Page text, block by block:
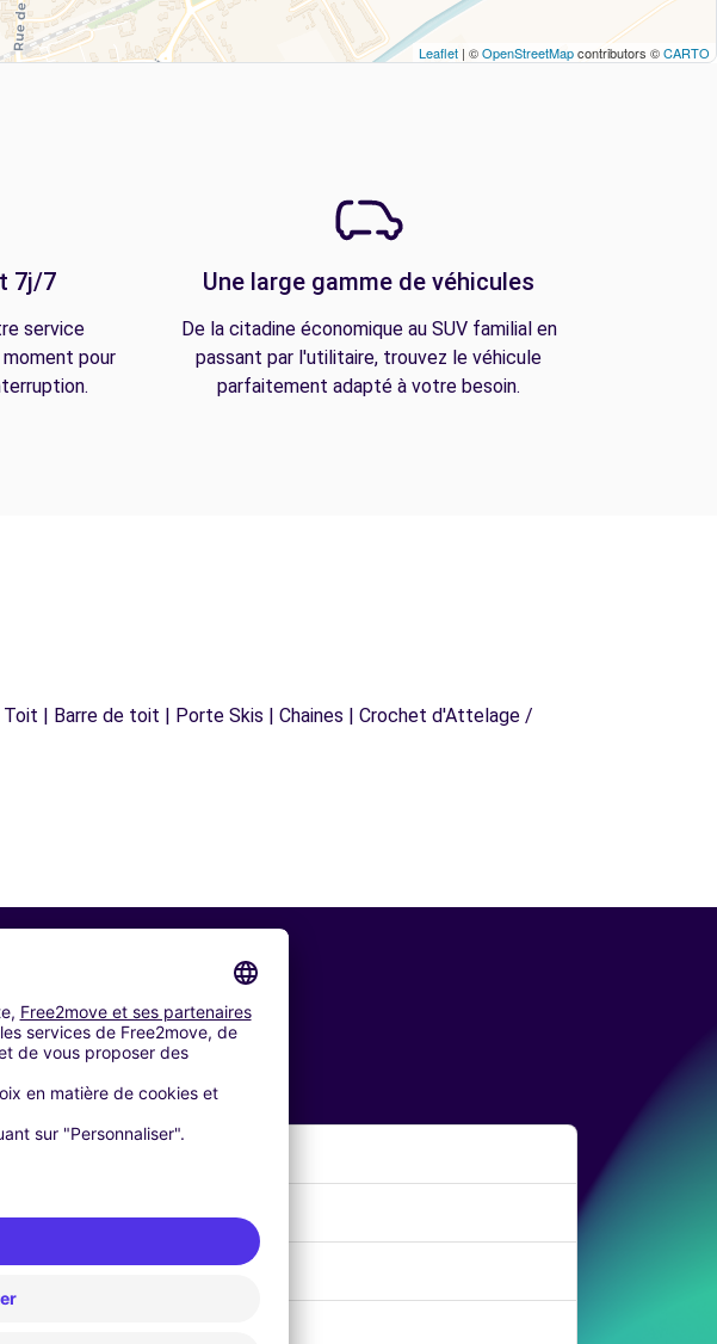
Leaflet | ©OpenStreetMapcontributors ©CARTO
7j/7
service
pour
Une large gamme de véhicules
De la citadine économique au SUV familial en
passant par l'utilitaire, trouvez le véhicule
parfaitement adapté à votre besoin.
| Barre de toit | Porte Skis | Chaines | Crochet d'Attelage /